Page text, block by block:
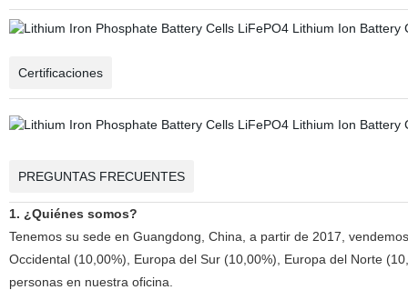
Certificaciones
PREGUNTAS FRECUENTES
1. ¿Quiénes somos?
Tenemos su sede en Guangdong, China, a partir de 2017,
Occidental (10,00%), Europa del Sur (10,00%), Europa del Norte
personas en nuestra oficina.